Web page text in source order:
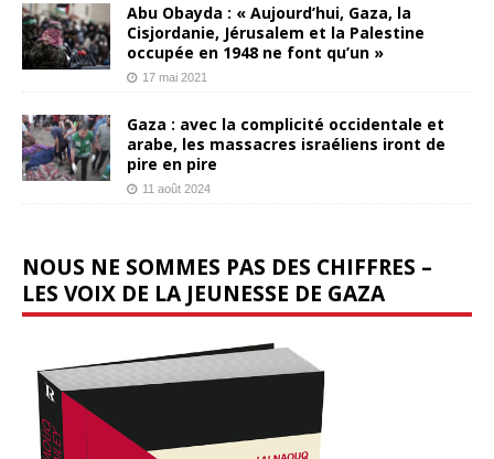
Abu Obayda : « Aujourd’hui, Gaza, la
Cisjordanie, Jérusalem et la Palestine
occupée en 1948 ne font qu’un »
17 mai 2021
Gaza : avec la complicité occidentale et
arabe, les massacres israéliens iront de
pire en pire
11 août 2024
NOUS NE SOMMES PAS DES CHIFFRES –
LES VOIX DE LA JEUNESSE DE GAZA